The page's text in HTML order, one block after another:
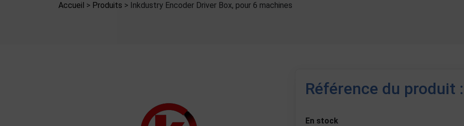
Accueil > Produits > Inkdustry Encoder Driver Box, pour 6 machines
Référence du produit
En stock